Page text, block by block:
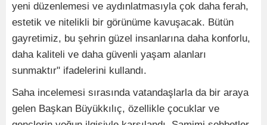
yeni düzenlemesi ve aydınlatmasıyla çok daha ferah,
estetik ve nitelikli bir görünüme kavuşacak. Bütün
gayretimiz, bu şehrin güzel insanlarına daha konforlu,
daha kaliteli ve daha güvenli yaşam alanları
sunmaktır" ifadelerini kullandı.
Saha incelemesi sırasında vatandaşlarla da bir araya
gelen Başkan Büyükkılıç, özellikle çocuklar ve